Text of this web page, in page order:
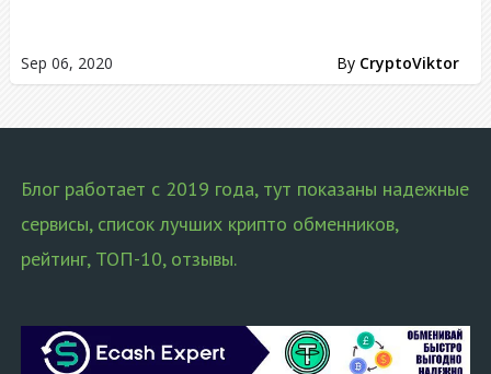
Sep 06, 2020 By CryptoViktor
Блог работает с 2019 года, тут показаны надежные
сервисы, список лучших крипто обменников,
рейтинг, ТОП-10, отзывы.